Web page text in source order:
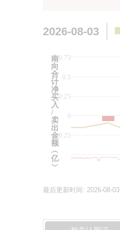
2026-08-03
0
-0.25
0.25
0.5
0.75
南
向
合
计
净
买
入
/
卖
出
金
额
︵
亿
︶
最后更新时间: 2026-08-03